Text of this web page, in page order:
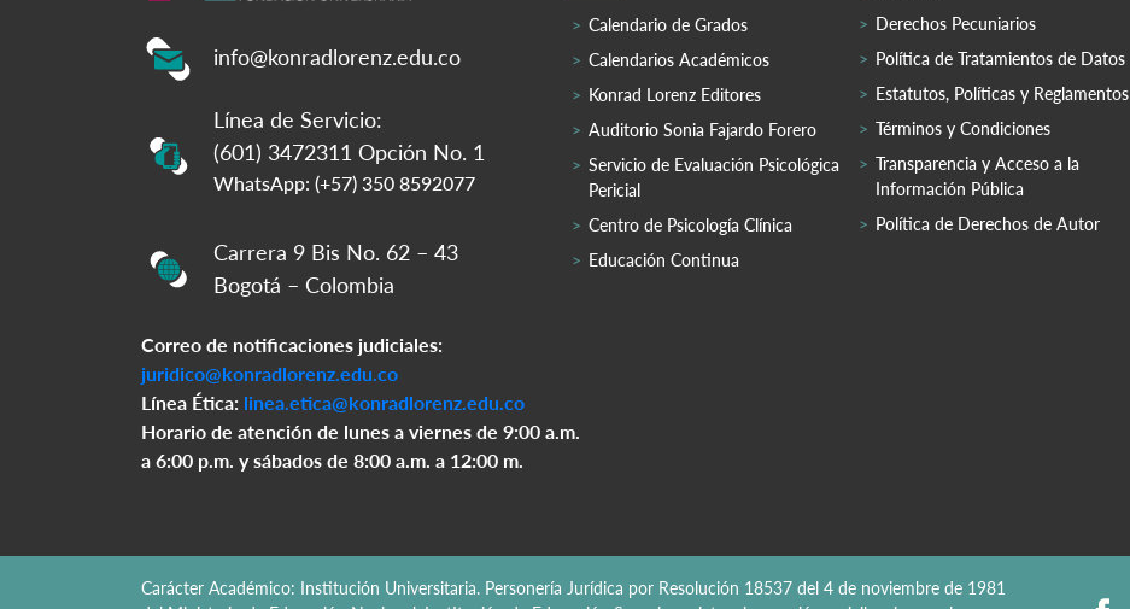
info@konradlorenz.edu.co
Línea de Servicio:
(601) 3472311 Opción No. 1
WhatsApp: (+57) 350 8592077
Carrera 9 Bis No. 62 – 43
Bogotá – Colombia
Correo de notificaciones judiciales:
juridico@konradlorenz.edu.co
Línea Ética: linea.etica@konradlorenz.edu.co
Horario de atención de lunes a viernes de 9:00 a.m.
a 6:00 p.m. y sábados de 8:00 a.m. a 12:00 m.
Calendario de Grados
Calendarios Académicos
Konrad Lorenz Editores
Auditorio Sonia Fajardo Forero
Servicio de Evaluación Psicológica
Pericial
Centro de Psicología Clínica
Educación Continua
Derechos Pecuniarios
Política de Tratamientos de Datos
Estatutos, Políticas y Reglamentos
Términos y Condiciones
Transparencia y Acceso a la
Información Pública
Política de Derechos de Autor
Carácter Académico: Institución Universitaria. Personería Jurídica por Resolución 18537 del 4 de noviembre de 1981